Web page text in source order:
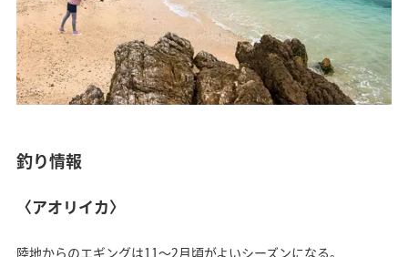
釣り情報
〈アオリイカ〉
陸地からのエギングは11～2月頃がよいシーズンになる。